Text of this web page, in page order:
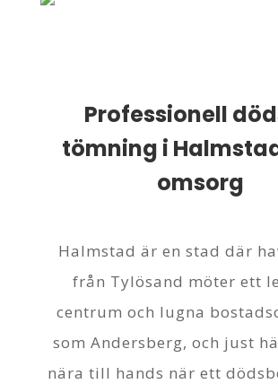
Professionell
tömning i
omsorg
Halmstad är en stad där
från Tylösand möter ett
centrum och lugna
som Andersberg, och just
nära till hands när ett